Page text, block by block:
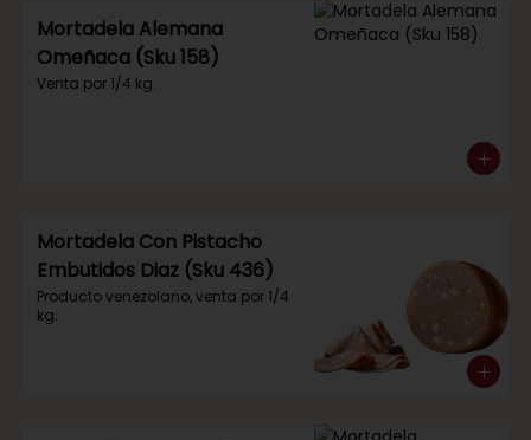
Mortadela Alemana
Omeñaca (Sku 158)
Venta por 1/4 kg.
Mortadela Con Pistacho
Embutidos Diaz (Sku 436)
Producto venezolano, venta por 1/4
kg.